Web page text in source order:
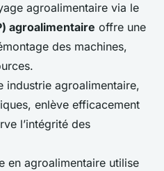
agroalimentaire via le
agroalimentaire offre une
des machines,
industrie agroalimentaire,
enlève efficacement
l’intégrité des
en agroalimentaire utilise